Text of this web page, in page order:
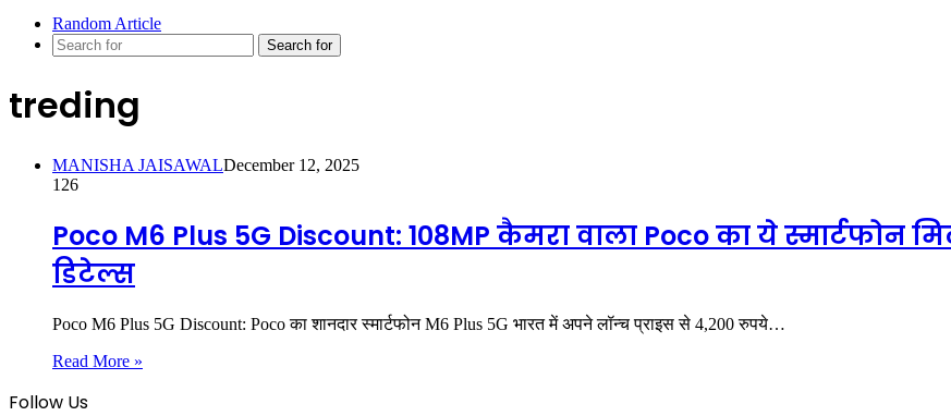
Random Article
Search for
treding
MANISHA JAISAWALDecember 12, 2025
126
Poco M6 Plus 5G Discount: 108MP कैमरा वाला Poco का ये
डिटेल्स
Poco M6 Plus 5G Discount: Poco का शानदार स्मार्टफोन M6 Plus 5G भारत में अपने लॉन्च प्राइस से 4,200 रुपये…
Read More »
Follow Us